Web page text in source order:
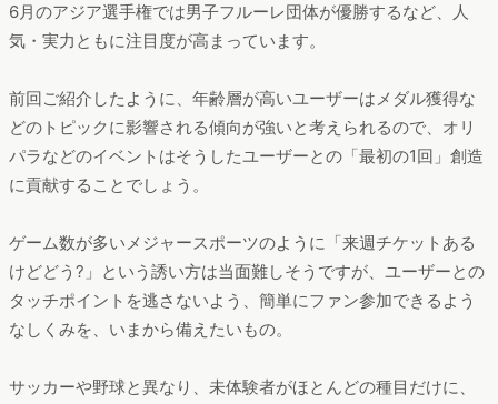
6月のアジア選手権では男子フルーレ団体が優勝するなど、人
気・実力ともに注目度が高まっています。
前回ご紹介したように、年齢層が高いユーザーはメダル獲得な
どのトピックに影響される傾向が強いと考えられるので、オリ
パラなどのイベントはそうしたユーザーとの「最初の1回」創造
に貢献することでしょう。
ゲーム数が多いメジャースポーツのように「来週チケットある
けどどう?」という誘い方は当面難しそうですが、ユーザーとの
タッチポイントを逃さないよう、簡単にファン参加できるよう
なしくみを、いまから備えたいもの。
サッカーや野球と異なり、未体験者がほとんどの種目だけに、